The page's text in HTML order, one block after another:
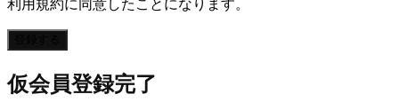
仮会員登録完了